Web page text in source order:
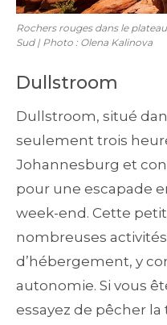
Rochers rouges dans le
Sud | Photo : Olena Kalinova
Dullstroom
Dullstroom, situé
seulement trois
Johannesburg et
pour une escapade
week-end. Cette
nombreuses
d’hébergement, y
autonomie. Si vous
essayez de pêcher